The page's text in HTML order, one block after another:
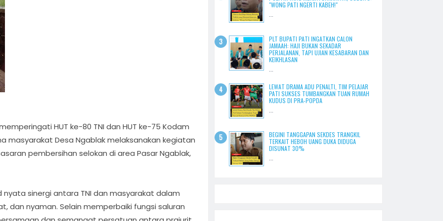
HUT ke-80 TNI dan HUT ke-75 Kodam
masyarakat Desa Ngablak melaksanakan kegiatan
pembersihan selokan di area Pasar Ngablak,
sinergi antara TNI dan masyarakat dalam
dan nyaman. Selain memperbaiki fungsi saluran
"WONG PATI NGERTI KABEH!"
PLT BUPATI PATI INGATKAN CALON
JAMAAH: HAJI BUKAN SEKADAR
PERJALANAN, TAPI UJIAN KESABARAN DAN
KEIKHLASAN
LEWAT DRAMA ADU PENALTI, TIM PELAJAR
PATI SUKSES TUMBANGKAN TUAN RUMAH
KUDUS DI PRA-POPDA
BEGINI TANGGAPAN SEKDES TRANGKIL
TERKAIT HEBOH UANG DUKA DIDUGA
DISUNAT 30%